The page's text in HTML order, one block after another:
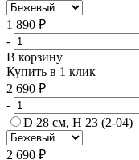
1 890 ₽
-
В корзину
Купить в 1 клик
2 690 ₽
-
D 28 см, H 23 (2-04)
2 690 ₽